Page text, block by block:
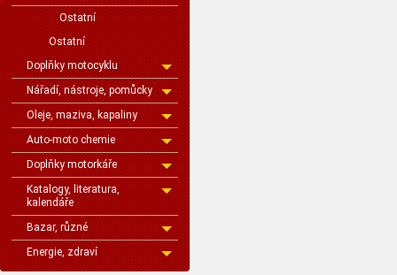
Ostatní
Ostatní
Doplňky motocyklu
Nářadí, nástroje, pomůcky
Oleje, maziva, kapaliny
Auto-moto chemie
Doplňky motorkáře
Katalogy, literatura,
kalendáře
Bazar, různé
Energie, zdraví